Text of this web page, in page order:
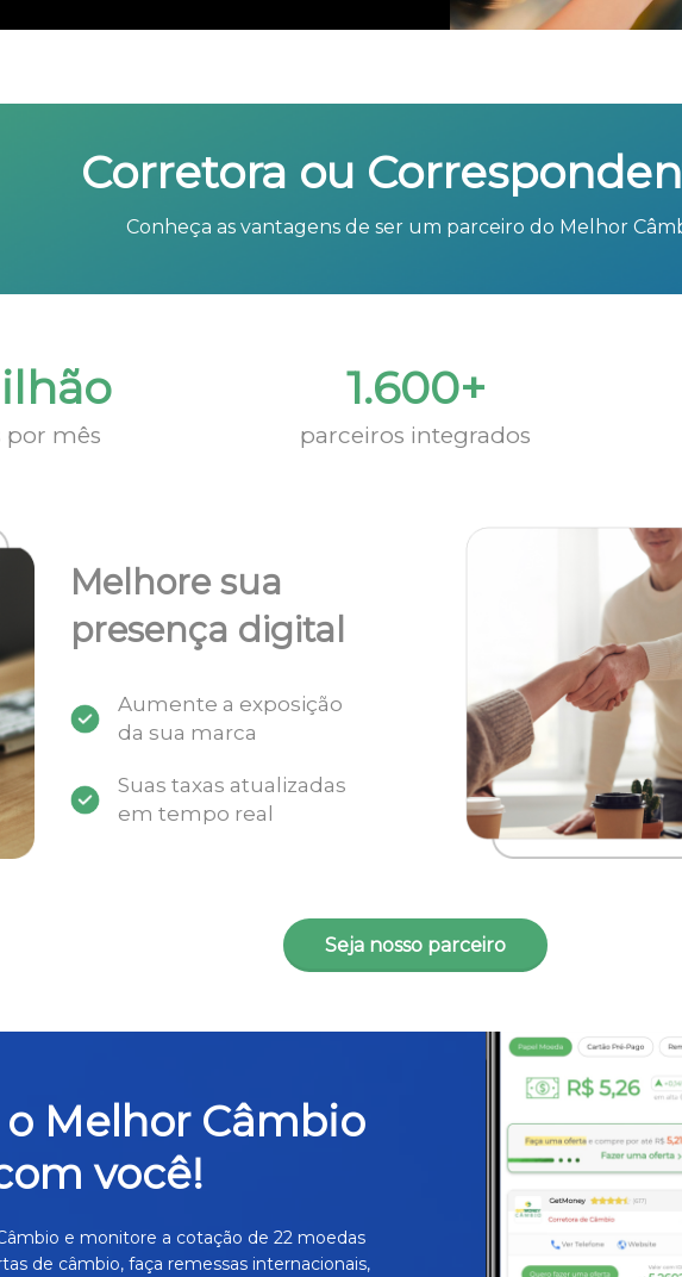
Corretora ou
Conheça as vantagens de ser um parceiro do Melhor
por mês
1.600+
parceiros integrados
Melhore sua
presença digital
Aumente a exposição
da sua marca
Suas taxas atualizadas
em tempo real
Seja nosso parceiro
Melhor Câmbio
você!
e monitore a cotação de 22 moedas
de câmbio, faça remessas internacionais,